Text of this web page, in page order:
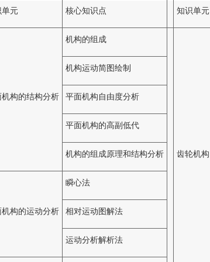
单元 核心知识点 知识单元
机构的结构分析
机构的组成
齿轮机构
机构运动简图绘制
平面机构自由度分析
平面机构的高副低代
机构的组成原理和结构分析
机构的运动分析
瞬心法
相对运动图解法
运动分析解析法